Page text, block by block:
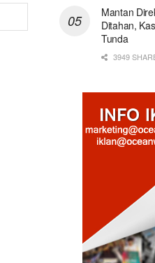
Mantan
Ditahan,
Tunda
3949